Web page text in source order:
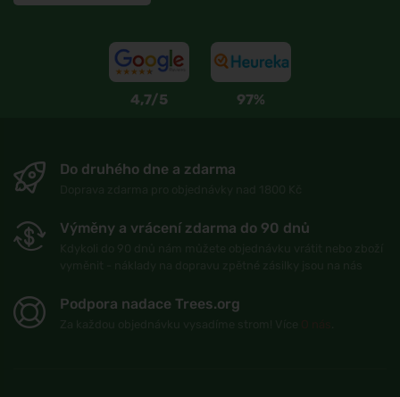
4,7/5 97%
Do druhého dne a zdarma
Výměny a vrácení zdarma do 90 dnů
Podpora nadace Trees.org